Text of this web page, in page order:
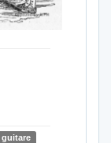
guitare